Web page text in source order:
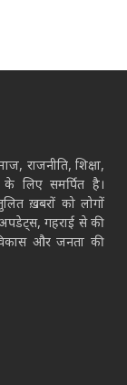
राजनीति, शिक्षा,
लिए समर्पित है।
ख़बरों को लोगों
गहराई से की
और जनता की